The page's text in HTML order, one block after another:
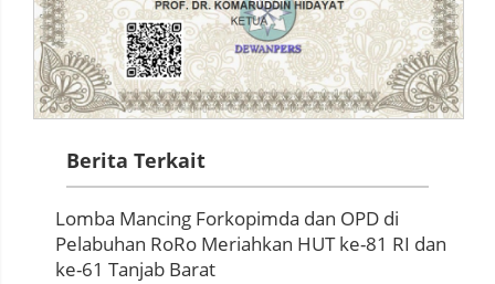
Berita Terkait
Lomba Mancing Forkopimda dan OPD di
Pelabuhan RoRo Meriahkan HUT ke-81 RI dan
ke-61 Tanjab Barat